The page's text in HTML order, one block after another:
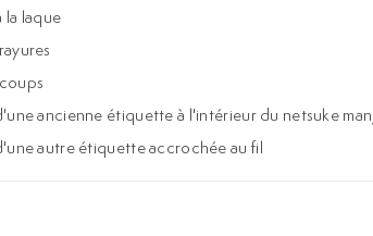
la laque
ancienne étiquette à l'intérieur du netsuke
autre étiquette accrochée au fil